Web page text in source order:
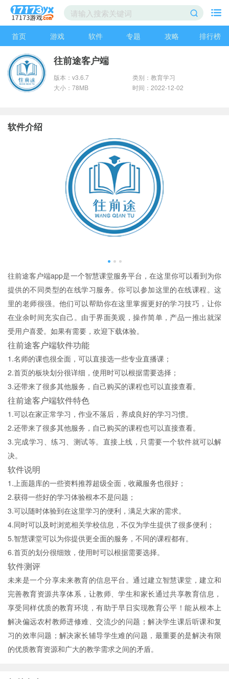
首页 游戏 软件 专题 攻略 排行榜
往前途客户端
版本：v3.6.7
类别：教育学习
大小：78MB
时间：2022-12-02
软件介绍
往前途客户端app是一个智慧课堂服务平台，在这里你可以看到为你
提供的不同类型的在线学习服务。你可以参加这里的在线课程。这
里的老师很强。他们可以帮助你在这里掌握更好的学习技巧，让你
在业余时间充实自己。由于界面美观，操作简单，产品一推出就深
受用户喜爱。如果有需要，欢迎下载体验。
往前途客户端软件功能
1.名师的课也很全面，可以直接选一些专业直播课；
2.首页的板块划分很详细，使用时可以根据需要选择；
3.还带来了很多其他服务，自己购买的课程也可以直接查看。
往前途客户端软件特色
1.可以在家正常学习，作业不落后，养成良好的学习习惯。
2.还带来了很多其他服务，自己购买的课程也可以直接查看。
3.完成学习、练习、测试等。直接上线，只需要一个软件就可以解
决。
软件说明
1.上面题库的一些资料推荐超级全面，收藏服务也很好；
2.获得一些好的学习体验根本不是问题；
3.可以随时体验到在这里学习的便利，满足大家的需求。
4.同时可以及时浏览相关学校信息，不仅为学生提供了很多便利；
5.智慧课堂可以为你提供更全面的服务，不同的课程都有。
6.首页的划分很细致，使用时可以根据需要选择。
软件测评
未来是一个分享未来教育的信息平台。通过建立智慧课堂，建立和
完善教育资源共享体系，让教师、学生和家长通过共享教育信息，
享受同样优质的教育环境，有助于早日实现教育公平！能从根本上
解决偏远农村教师进修难、交流少的问题；解决学生课后听课和复
习的效率问题；解决家长辅导学生难的问题，最重要的是解决有限
的优质教育资源和广大的教学需求之间的矛盾。